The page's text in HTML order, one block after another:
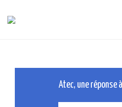
Atec, une réponse